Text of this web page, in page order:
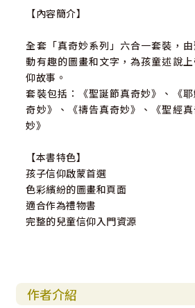
【內容簡介】
全套「真奇妙系列」六合一套裝，
動有趣的圖畫和文字，為孩童述說
仰故事。
套裝包括：《聖誕節真奇妙》、《
奇妙》、《禱告真奇妙》、《聖經
妙》
【本書特色】
孩子信仰啟蒙首選
色彩繽紛的圖畫和頁面
適合作為禮物書
完整的兒童信仰入門資源
作者介紹